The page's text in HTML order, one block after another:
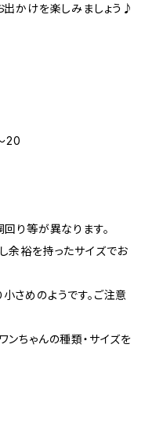
出かけを楽しみましょう♪
り等が異なります。
余裕を持ったサイズでお
さめのようです。ご注意
ンちゃんの種類・サイズを